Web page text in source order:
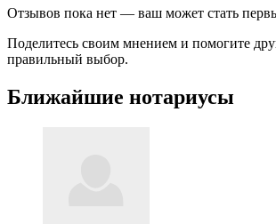
Отзывов пока нет — ваш может стать
Поделитесь своим мнением и помогите
правильный выбор.
Ближайшие нотариусы